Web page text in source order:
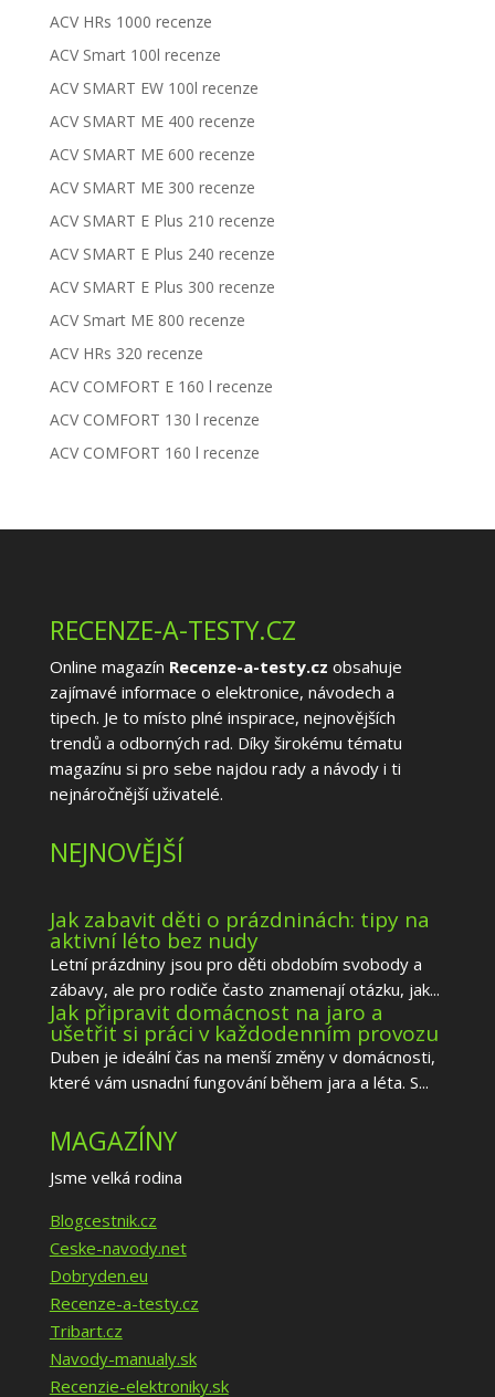
ACV HRs 1000 recenze
ACV Smart 100l recenze
ACV SMART EW 100l recenze
ACV SMART ME 400 recenze
ACV SMART ME 600 recenze
ACV SMART ME 300 recenze
ACV SMART E Plus 210 recenze
ACV SMART E Plus 240 recenze
ACV SMART E Plus 300 recenze
ACV Smart ME 800 recenze
ACV HRs 320 recenze
ACV COMFORT E 160 l recenze
ACV COMFORT 130 l recenze
ACV COMFORT 160 l recenze
RECENZE-A-TESTY.CZ
Online magazín Recenze-a-testy.cz obsahuje
zajímavé informace o elektronice, návodech a
tipech. Je to místo plné inspirace, nejnovějších
trendů a odborných rad. Díky širokému tématu
magazínu si pro sebe najdou rady a návody i ti
nejnáročnější uživatelé.
NEJNOVĚJŠÍ
Jak zabavit děti o prázdninách: tipy na
aktivní léto bez nudy
Letní prázdniny jsou pro děti obdobím svobody a
zábavy, ale pro rodiče často znamenají otázku, jak...
Jak připravit domácnost na jaro a
ušetřit si práci v každodenním provozu
Duben je ideální čas na menší změny v domácnosti,
které vám usnadní fungování během jara a léta. S...
MAGAZÍNY
Jsme velká rodina
Blogcestnik.cz
Ceske-navody.net
Dobryden.eu
Recenze-a-testy.cz
Tribart.cz
Navody-manualy.sk
Recenzie-elektroniky.sk